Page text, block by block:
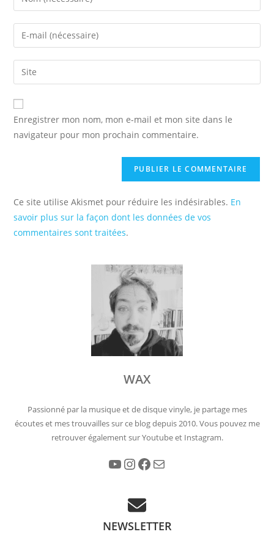
your
name
comment
Enter
your
email
address
comment
Saisir
l’URL
de
votre
(facultatif)
Enregistrer mon nom, mon e-mail et mon site dans le
navigateur pour mon prochain commentaire.
Ce site utilise Akismet pour réduire les indésirables. En
savoir plus sur la façon dont les données de vos
commentaires sont traitées.
WAX
Passionné par la musique et de disque vinyle, je partage mes
écoutes et mes trouvailles sur ce blog depuis 2010. Vous pouvez me
retrouver également sur Youtube et Instagram.
YouTube Instagram Facebook
NEWSLETTER